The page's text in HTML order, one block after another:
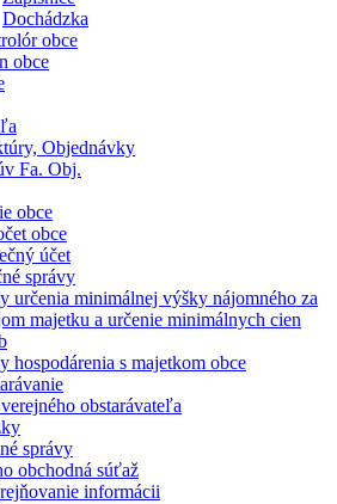
Dochádzka
obce
obce
Objednávky
Fa. Obj.
obce
obce
účet
správy
určenia minimálnej výšky nájomného za
majetku a určenie minimálnych cien
hospodárenia s majetkom obce
obstarávateľa
správy
obchodná súťaž
informácii